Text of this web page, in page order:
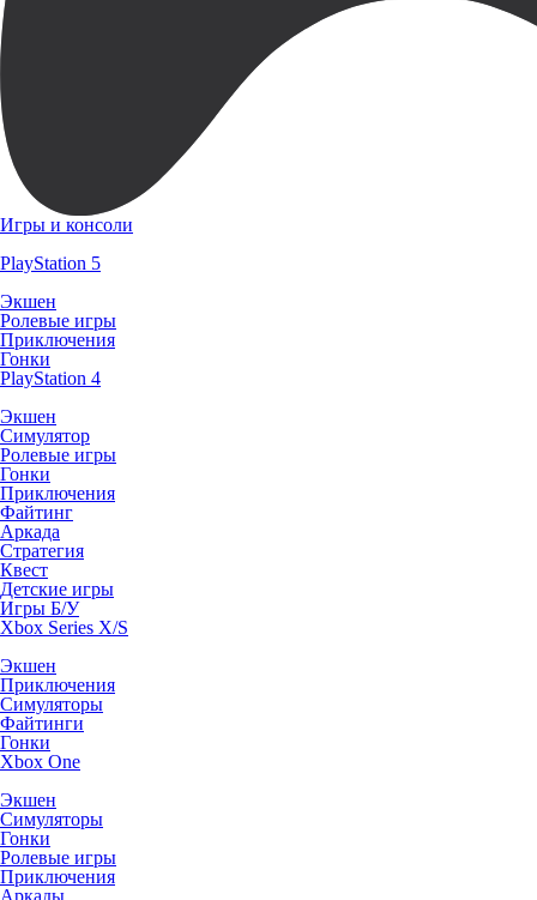
Игры и консоли
PlayStation 5
Экшен
Ролевые игры
Приключения
Гонки
PlayStation 4
Экшен
Симулятор
Ролевые игры
Гонки
Приключения
Файтинг
Аркада
Стратегия
Квест
Детские игры
Игры Б/У
Xbox Series X/S
Экшен
Приключения
Симуляторы
Файтинги
Гонки
Xbox One
Экшен
Симуляторы
Гонки
Ролевые игры
Приключения
Аркады